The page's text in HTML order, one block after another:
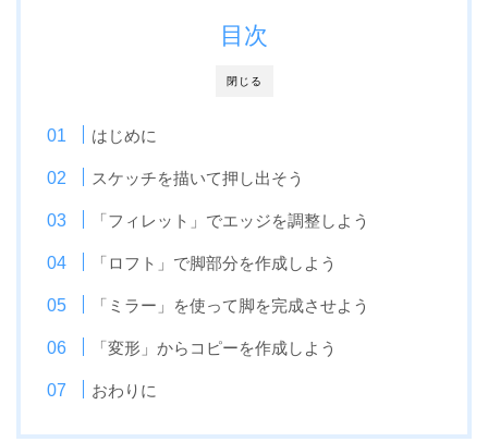
閉じる
目次
はじめに
スケッチを描いて押し出そう
「フィレット」でエッジを調整しよう
「ロフト」で脚部分を作成しよう
「ミラー」を使って脚を完成させよう
「変形」からコピーを作成しよう
おわりに